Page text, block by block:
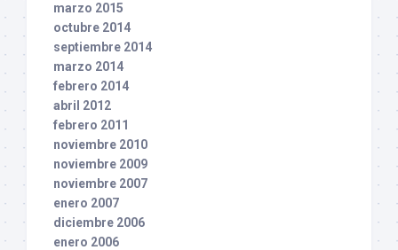
marzo 2015
octubre 2014
septiembre 2014
marzo 2014
febrero 2014
abril 2012
febrero 2011
noviembre 2010
noviembre 2009
noviembre 2007
enero 2007
diciembre 2006
enero 2006